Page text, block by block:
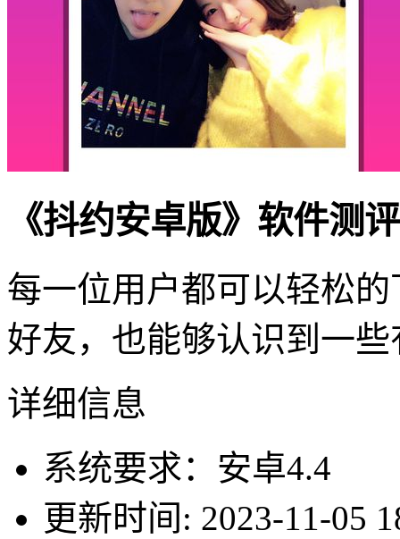
《抖约安卓版》软件测
每一位用户都可以轻松
好友，也能够认识到一
详细信息
系统要求：安卓4.4
更新时间: 2023-11-05